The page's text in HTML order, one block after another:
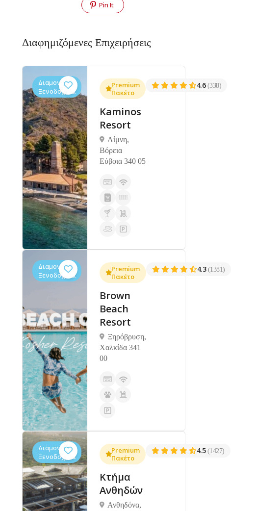
Pin It
Διαφημιζόμενες Επιχειρήσεις
Διαμονή,
Ξενοδοχεία
Premium
Πακέτο
Kaminos
Resort
Λίμνη,
Βόρεια
Εύβοια 340 05
4.6 (338)
Διαμονή,
Ξενοδοχεία
Premium
Πακέτο
Brown
Beach
Resort
Ξηρόβρυση,
Χαλκίδα 341
00
4.3 (1381)
Διαμονή,
Ξενοδοχεία
Premium
Πακέτο
Κτήμα
Ανθηδών
Ανθηδόνα,
4.5 (1427)